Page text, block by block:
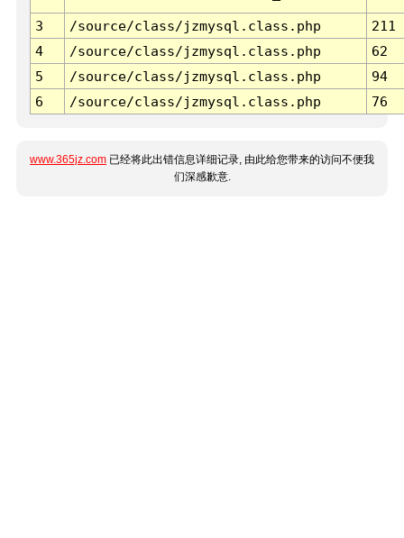
3 /source/class/jzmysql.class.php
211
4
/source/class/jzmysql.class.php
62
5
/source/class/jzmysql.class.php
94
6
/source/class/jzmysql.class.php 76
www.365jz.com 已经将此出错信息详细记录, 由此给您带来的访问不便我
们深感歉意.